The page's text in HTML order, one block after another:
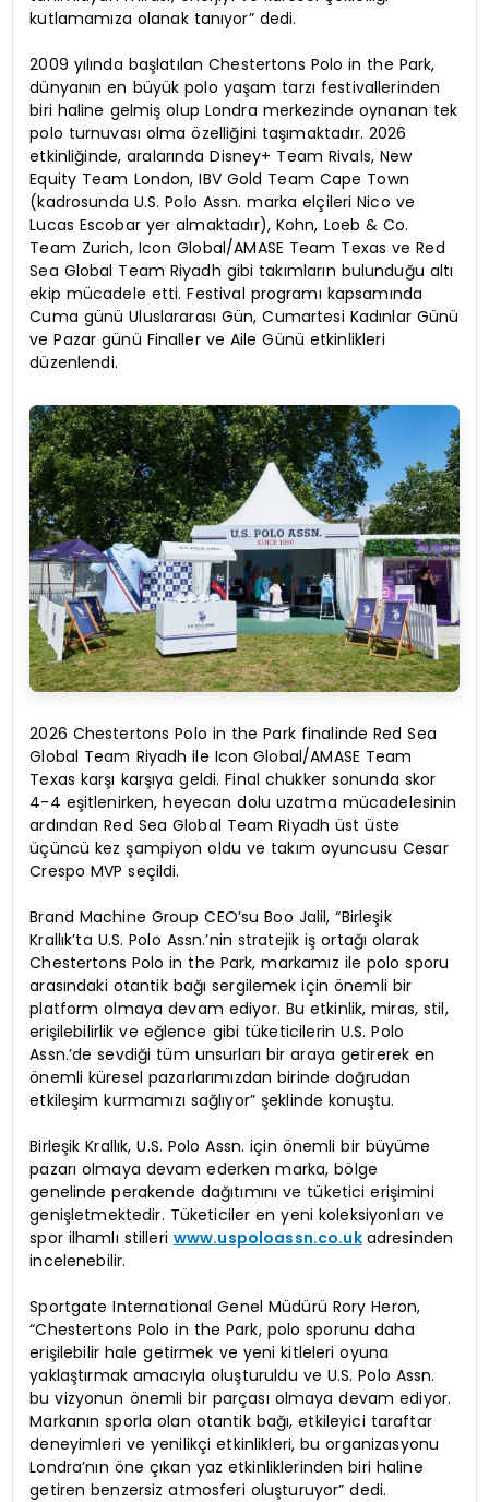
kutlamamıza olanak tanıyor” dedi.
2009 yılında başlatılan Chestertons Polo in the Park,
dünyanın en büyük polo yaşam tarzı festivallerinden
biri haline gelmiş olup Londra merkezinde oynanan tek
polo turnuvası olma özelliğini taşımaktadır. 2026
etkinliğinde, aralarında Disney+ Team Rivals, New
Equity Team London, IBV Gold Team Cape Town
(kadrosunda U.S. Polo Assn. marka elçileri Nico ve
Lucas Escobar yer almaktadır), Kohn, Loeb & Co.
Team Zurich, Icon Global/AMASE Team Texas ve Red
Sea Global Team Riyadh gibi takımların bulunduğu altı
ekip mücadele etti. Festival programı kapsamında
Cuma günü Uluslararası Gün, Cumartesi Kadınlar Günü
ve Pazar günü Finaller ve Aile Günü etkinlikleri
düzenlendi.
2026 Chestertons Polo in the Park finalinde Red Sea
Global Team Riyadh ile Icon Global/AMASE Team
Texas karşı karşıya geldi. Final chukker sonunda skor
4-4 eşitlenirken, heyecan dolu uzatma mücadelesinin
ardından Red Sea Global Team Riyadh üst üste
üçüncü kez şampiyon oldu ve takım oyuncusu Cesar
Crespo MVP seçildi.
Brand Machine Group CEO’su Boo Jalil, “Birleşik
Krallık’ta U.S. Polo Assn.’nin stratejik iş ortağı olarak
Chestertons Polo in the Park, markamız ile polo sporu
arasındaki otantik bağı sergilemek için önemli bir
platform olmaya devam ediyor. Bu etkinlik, miras, stil,
erişilebilirlik ve eğlence gibi tüketicilerin U.S. Polo
Assn.’de sevdiği tüm unsurları bir araya getirerek en
önemli küresel pazarlarımızdan birinde doğrudan
etkileşim kurmamızı sağlıyor” şeklinde konuştu.
Birleşik Krallık, U.S. Polo Assn. için önemli bir büyüme
pazarı olmaya devam ederken marka, bölge
genelinde perakende dağıtımını ve tüketici erişimini
genişletmektedir. Tüketiciler en yeni koleksiyonları ve
spor ilhamlı stilleri www.uspoloassn.co.uk adresinden
incelenebilir.
Sportgate International Genel Müdürü Rory Heron,
“Chestertons Polo in the Park, polo sporunu daha
erişilebilir hale getirmek ve yeni kitleleri oyuna
yaklaştırmak amacıyla oluşturuldu ve U.S. Polo Assn.
bu vizyonun önemli bir parçası olmaya devam ediyor.
Markanın sporla olan otantik bağı, etkileyici taraftar
deneyimleri ve yenilikçi etkinlikleri, bu organizasyonu
Londra’nın öne çıkan yaz etkinliklerinden biri haline
getiren benzersiz atmosferi oluşturuyor” dedi.